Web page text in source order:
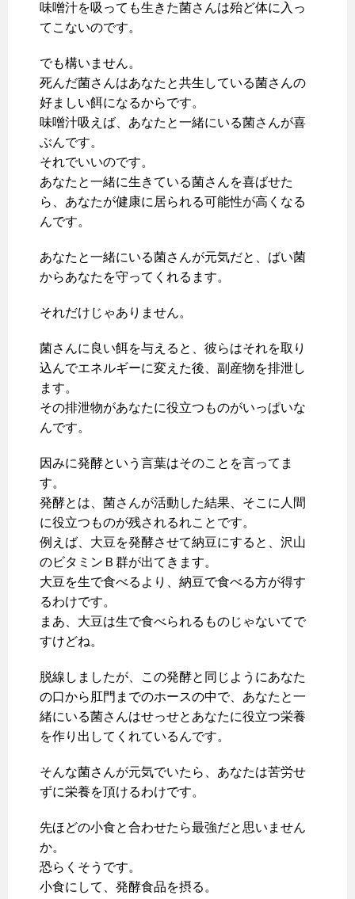
味噌汁を吸っても生きた菌さんは殆ど体に入っ
てこないのです。
でも構いません。
死んだ菌さんはあなたと共生している菌さんの
好ましい餌になるからです。
味噌汁吸えば、あなたと一緒にいる菌さんが喜
ぶんです。
それでいいのです。
あなたと一緒に生きている菌さんを喜ばせた
ら、あなたが健康に居られる可能性が高くなる
んです。
あなたと一緒にいる菌さんが元気だと、ばい菌
からあなたを守ってくれるます。
それだけじゃありません。
菌さんに良い餌を与えると、彼らはそれを取り
込んでエネルギーに変えた後、副産物を排泄し
ます。
その排泄物があなたに役立つものがいっぱいな
んです。
因みに発酵という言葉はそのことを言ってま
す。
発酵とは、菌さんが活動した結果、そこに人間
に役立つものが残されるれことです。
例えば、大豆を発酵させて納豆にすると、沢山
のビタミンＢ群が出てきます。
大豆を生で食べるより、納豆で食べる方が得す
るわけです。
まあ、大豆は生で食べられるものじゃないてで
すけどね。
脱線しましたが、この発酵と同じようにあなた
の口から肛門までのホースの中で、あなたと一
緒にいる菌さんはせっせとあなたに役立つ栄養
を作り出してくれているんです。
そんな菌さんが元気でいたら、あなたは苦労せ
ずに栄養を頂けるわけです。
先ほどの小食と合わせたら最強だと思いません
か。
恐らくそうです。
小食にして、発酵食品を摂る。